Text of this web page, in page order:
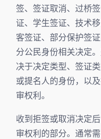
签、签证取消、过桥
证、学生签证、技术
客签证、部分保护签
分公民身份相关决定
决于决定类型、签证
或提名人的身份，以
审权利。
收到拒签或取消决定
审权利的部分。通常需